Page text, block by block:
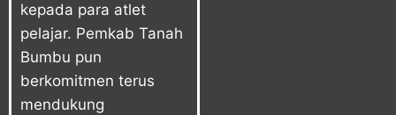
kepada para atlet
pelajar. Pemkab Tanah
Bumbu pun
berkomitmen terus
mendukung